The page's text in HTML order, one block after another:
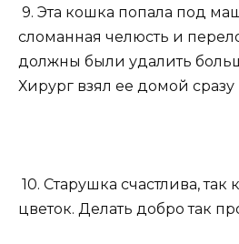
9. Эта кошка попала под
сломанная челюсть и
должны были удалить
Хирург взял ее домой
10. Старушка счастлива,
цветок. Делать добро так